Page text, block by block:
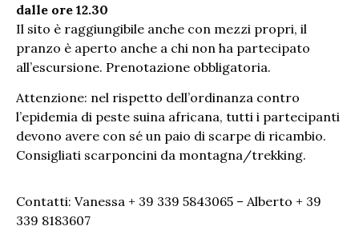
dalle ore 12.30
Il sito è raggiungibile anche con mezzi propri, il
pranzo è aperto anche a chi non ha partecipato
all’escursione. Prenotazione obbligatoria.
Attenzione: nel rispetto dell’ordinanza contro
l’epidemia di peste suina africana, tutti i partecipanti
devono avere con sé un paio di scarpe di ricambio.
Consigliati scarponcini da montagna/trekking.
Contatti: Vanessa + 39 339 5843065 – Alberto + 39
339 8183607